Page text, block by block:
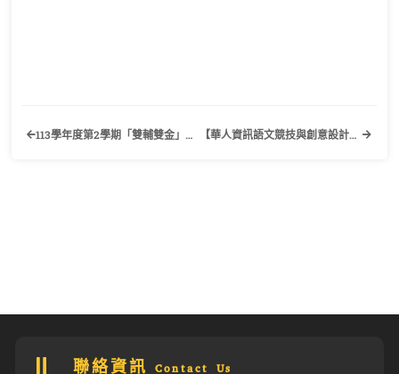
113學年度第2學期「雙輔雙金」獎勵申請公告 【華人資訊語文競技與創意設計大賞─2025第六屆桃園市專業英文詞彙與聽寫能力大賽(桃園市菁英盃)】歡迎有興趣的同學踴躍報名參加！